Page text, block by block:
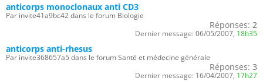
anticorps monoclonaux anti CD3
Par invite41a9bc42 dans le forum Biologie
Réponses: 2
Dernier message: 06/05/2007, 18h35
anticorps anti-rhesus
Par invite368657a5 dans le forum Santé et médecine générale
Réponses: 3
Dernier message: 16/04/2007, 17h27